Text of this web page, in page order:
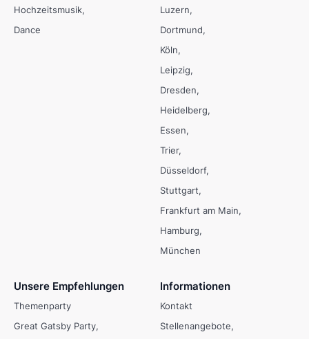
Hochzeitsmusik
Dance
Luzern
Dortmund
Köln
Leipzig
Dresden
Heidelberg
Essen
Trier
Düsseldorf
Stuttgart
Frankfurt am Main
Hamburg
München
Unsere Empfehlungen
Themenparty
Great Gatsby Party
Informationen
Kontakt
Stellenangebote